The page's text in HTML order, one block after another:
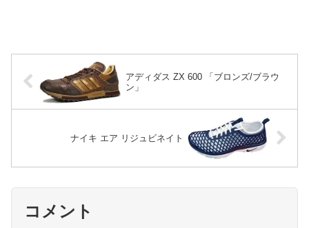
アディダス ZX 600 「ブロンズ/ブラウ
ン」
ナイキ エア リジュビネイト
コメント